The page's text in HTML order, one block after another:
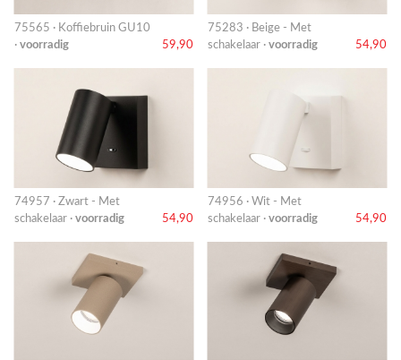
75565 · Koffiebruin GU10
· voorradig 59,90
75283 · Beige - Met
schakelaar · voorradig 54,90
74957 · Zwart - Met
schakelaar · voorradig 54,90
74956 · Wit - Met
schakelaar · voorradig 54,90